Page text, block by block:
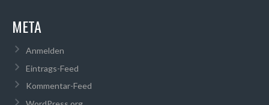
META
Anmelden
Eintrags-Feed
Kommentar-Feed